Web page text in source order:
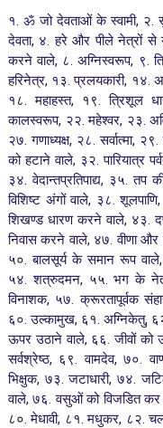
१. ॐ जो देवताओं के स्वामी, २.
देवता, ४. हरे और पीले नेत्रों से
करने वाले, ८. अग्निस्वरूप, ९.
हरिनेत्र, १३. प्रलयकारी, १४.
१८. महाहस्त, १९. त्रिशूल
कालस्वरूप, २२. महेश्वर, २३.
२७. गणाध्यक्ष, २८. सर्वात्मा,
को हटाने वाले, ३२. पारियात्र
३४. वेदान्तप्रतिपाद्य, ३५.
विशिष्ट अंगों वाले, ३८.
शिखण्ड धारण करने वाले, ४३.
निवास करने वाले, ४७. वीणा
५०. बालसूर्य के समान रूप वाले,
५४. शत्रुदमन, ५५. भग के
विनाशक, ५७. क्रूरतापूर्वक
६०. उल्कामुख, ६१. अग्निकेतु,
ऊपर उठाने वाले, ६६. जीवों को
सर्वश्रेष्ठ, ६९. वामदेव, ७०.
भिक्षुक, ७३. जटाधारी, ७४.
वाले, ७६. वसुओं को विजडित कर
८०. मेधावी, ८१. मधुकर, ८२.